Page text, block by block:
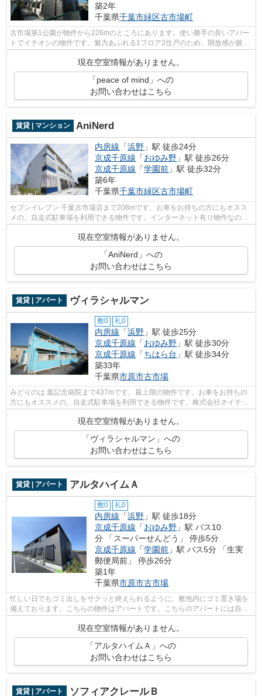
築2年
千葉県千葉市緑区古市場町
古市場第1公園が物件から226mのところにあります。使い勝手の良いアパー
トでイチオシの物件です。魅力あふれる1フロア2住戸のため、開放感が嬉し
現在空室情報がありません。
「peace of mind」への
お問い合わせはこちら
賃貸 | マンション AniNerd
内房線 「浜野 」駅 徒歩24分
京成千原線 「おゆみ野 」駅 徒歩26分
京成千原線 「学園前 」駅 徒歩32分
築6年
千葉県千葉市緑区古市場町
セブンイレブン 千葉古市場店まで208mです。お車をお持ちの方にもオスス
メの、自走式駐車場を利用できる物件です。インターネット有り物件なの
現在空室情報がありません。
「AniNerd」への
お問い合わせはこちら
賃貸 | アパート ヴィラシャルマン
敷0 礼0
内房線 「浜野 」駅 徒歩25分
京成千原線 「おゆみ野 」駅 徒歩30分
京成千原線 「ちはら台 」駅 徒歩34分
築33年
千葉県市原市古市場
みどりのは 葉記念病院まで437mです。最上階の物件です。お車をお持ちの
方にもオススメの、自走式駐車場を利用できる物件です。株式会社ネイティ
ブ・トラストには市原市エリアの賃貸情...
現在空室情報がありません。
「ヴィラシャルマン」への
お問い合わせはこちら
賃貸 | アパート アルタハイムＡ
敷0 礼0
内房線 「浜野 」駅 徒歩18分
京成千原線 「おゆみ野 」駅 バス10
分 「スーパーせんどう」 停歩5分
京成千原線 「学園前 」駅 バス5分 「生実
郵便局前」 停歩26分
築1年
千葉県市原市古市場
忙しい日でもゴミ出しをサクッと終えられるように、敷地内にゴミ置き場を
備えております。こちらの物件はアパートです。こちらのアパートには自走
現在空室情報がありません。
「アルタハイムＡ」への
お問い合わせはこちら
賃貸 | アパート ソフィアクレールＢ